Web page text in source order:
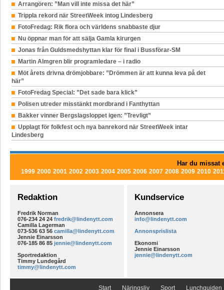
Arrangören: ”Man vill inte missa det här”
Trippla rekord när StreetWeek intog Lindesberg
FotoFredag: Rik flora och världens snabbaste djur
Nu öppnar man för att sälja Gamla kirurgen
Jonas från Guldsmedshyttan klar för final i Bussförar-SM
Martin Almgren blir programledare – i radio
Möt årets drivna drömjobbare: ”Drömmen är att kunna leva på det
här”
FotoFredag Special: ”Det sade bara klick”
Polisen utreder misstänkt mordbrand i Fanthyttan
Bakker vinner Bergslagsloppet igen: ”Trevligt”
Upplagt för folkfest och nya banrekord när StreetWeek intar
Lindesberg
Har du missat
1999 2000 2001 2002 2003 2004 2005 2006 2007 2008 2009 2010
Redaktion
Fredrik Norman
076-234 24 24 fredrik@lindenytt.com
Camilla Lagerman
073-536 63 56 camilla@lindenytt.com
Jennie Einarsson
076-185 86 85 jennie@lindenytt.com
Sportredaktion
Timmy Lundegård
timmy@lindenytt.com
Kundservice
Annonsera
info@lindenytt.com
Annonsprislista
Ekonomi
Jennie Einarsson
jennie@lindenytt.com
Start Näringsliv Sport Lunchguiden